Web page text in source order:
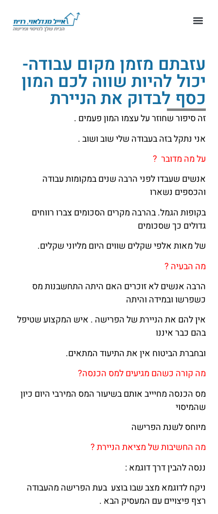
עזבתם מזמן מקום עבודה-
יכול להיות שווה לכם המון
כסף לבדוק את הניירת
זה סיפור שחוזר על עצמו המון פעמים .
אני נתקל בזה בעבודה שלי שוב ושוב .
על מה מדובר ?
אנשים שעבדו לפני הרבה שנים במקומות עבודה
והכספים נשארו
בקופות הגמל. בהרבה מקרים הסכומים צברו רווחים
גדולים כך שסכומים
של מאות אלפי שקלים שווים היום מליוני שקלים.
מה הבעיה ?
הרבה אנשים לא זוכרים האם היתה התחשבנות מס
כשפרשו ובמידה והיתה
אין להם את הניירת של הפרישה . איש המקצוע שטיפל
בהם כבר איננו
ובחברת הביטוח אין את התיעוד המתאים.
מה קורה כשהם מגיעים למס הכנסה?
מס הכנסה מחיייב אותם בשיעור המס המירבי היום כיון
שהמיסוי
מיוחס לשנת הפרישה
מה החשיבות של מציאת הניירת ?
ננסה להבין דרך דוגמא :
ניקח לדוגמא מצב שבו בוצע בעת הפרישה מהעבודה
רצף פיצויים עם המעסיק הבא .